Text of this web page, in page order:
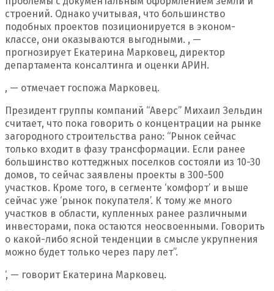
строений. Однако учитывая, что большинство
подобных проектов позиционируется в эконом-
классе, они оказываются выгодными. , —
прогнозирует Екатерина Марковец, директор
департамента консалтинга и оценки АРИН.
, — отмечает госпожа Марковец.
Президент группы компаний “Аверс” Михаил Зельдин
считает, что пока говорить о концентрации на рынке
загородного строительства рано: “Рынок сейчас
только входит в фазу трансформации. Если ранее
большинство коттеджных поселков состояли из 10-30
домов, то сейчас заявлены проекты в 300-500
участков. Кроме того, в сегменте ‘комфорт’ и выше
сейчас уже ‘рынок покупателя’. К тому же много
участков в области, купленных ранее различными
инвесторами, пока остаются неосвоенными. Говорить
о какой-либо ясной тенденции в смысле укрупнения
можно будет только через пару лет”.
‘, — говорит Екатерина Марковец.